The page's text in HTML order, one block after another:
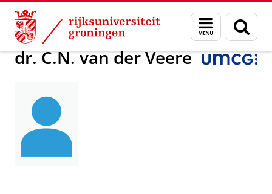
Skip
Content
Skip
Navigation
Menu
en
zoeken
Over ons dr. C.N. van der Veere
dr. C.N. van der Veere